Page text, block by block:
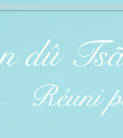
dû
Réuni